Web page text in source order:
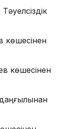
көшесінен
көшесінен